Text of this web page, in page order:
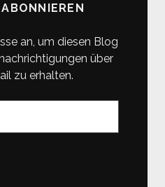
an, um diesen Blog
über
zu erhalten.